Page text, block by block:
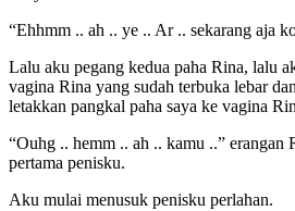
“Ehhmm .. ah .. ye .. Ar .. sekarang aja
Lalu aku pegang kedua paha Rina, lalu
vagina Rina yang sudah terbuka lebar
letakkan pangkal paha saya ke vagina
“Ouhg .. hemm .. ah .. kamu ..” erangan
pertama penisku.
Aku mulai menusuk penisku perlahan.